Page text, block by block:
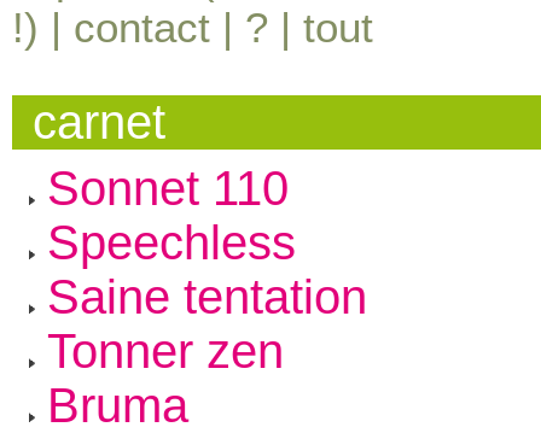
!) | contact | ? | tout
carnet
Sonnet 110
Speechless
Saine tentation
Tonner zen
Bruma